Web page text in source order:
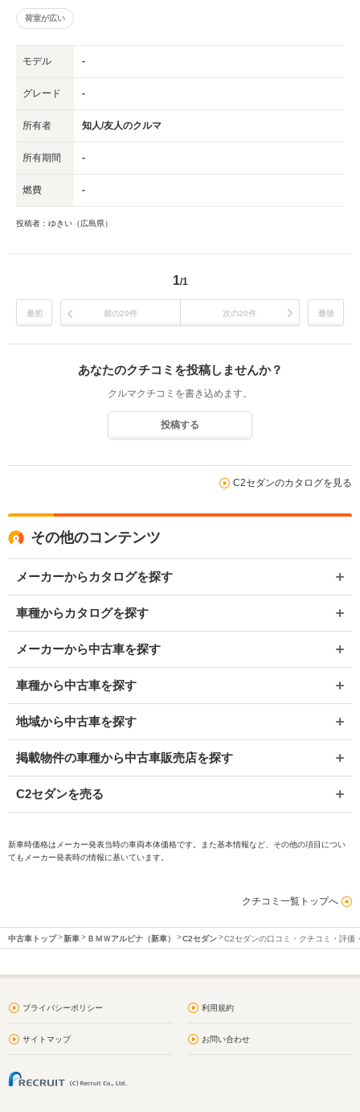
荷室が広い
モデル -
グレード -
所有者 知人/友人のクルマ
所有期間 -
燃費 -
投稿者：ゆきい（広島県）
1/1
最初 前の20件 次の20件 最後
あなたのクチコミを投稿しませんか？
クルマクチコミを書き込めます。
投稿する
C2セダンのカタログを見る
その他のコンテンツ
メーカーからカタログを探す
車種からカタログを探す
メーカーから中古車を探す
車種から中古車を探す
地域から中古車を探す
掲載物件の車種から中古車販売店を探す
C2セダンを売る
新車時価格はメーカー発表当時の車両本体価格です。また基本情報など、その他の項目につい
てもメーカー発表時の情報に基いています。
クチコミ一覧トップへ
中古車トップ 新車 ＢＭＷアルピナ（新車） C2セダン C2セダンの口コミ・クチコミ・評価
プライバシーポリシー 利用規約
サイトマップ お問い合わせ